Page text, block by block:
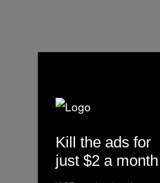
Kill the ads for
just $2 a month